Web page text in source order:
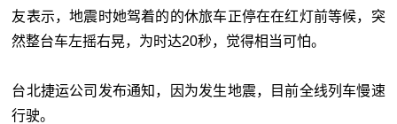
友表示，地震时她驾着的的休旅车正停在在红灯前等候，突
然整台车左摇右晃，为时达20秒，觉得相当可怕。
台北捷运公司发布通知，因为发生地震，目前全线列车慢速
行驶。